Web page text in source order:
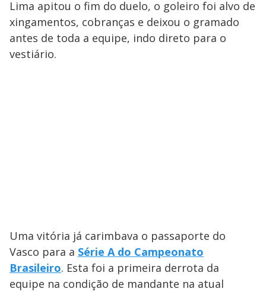
Lima apitou o fim do duelo, o goleiro foi alvo de
xingamentos, cobranças e deixou o gramado
antes de toda a equipe, indo direto para o
vestiário.
Uma vitória já carimbava o passaporte do
Vasco para a Série A do Campeonato
Brasileiro. Esta foi a primeira derrota da
equipe na condição de mandante na atual